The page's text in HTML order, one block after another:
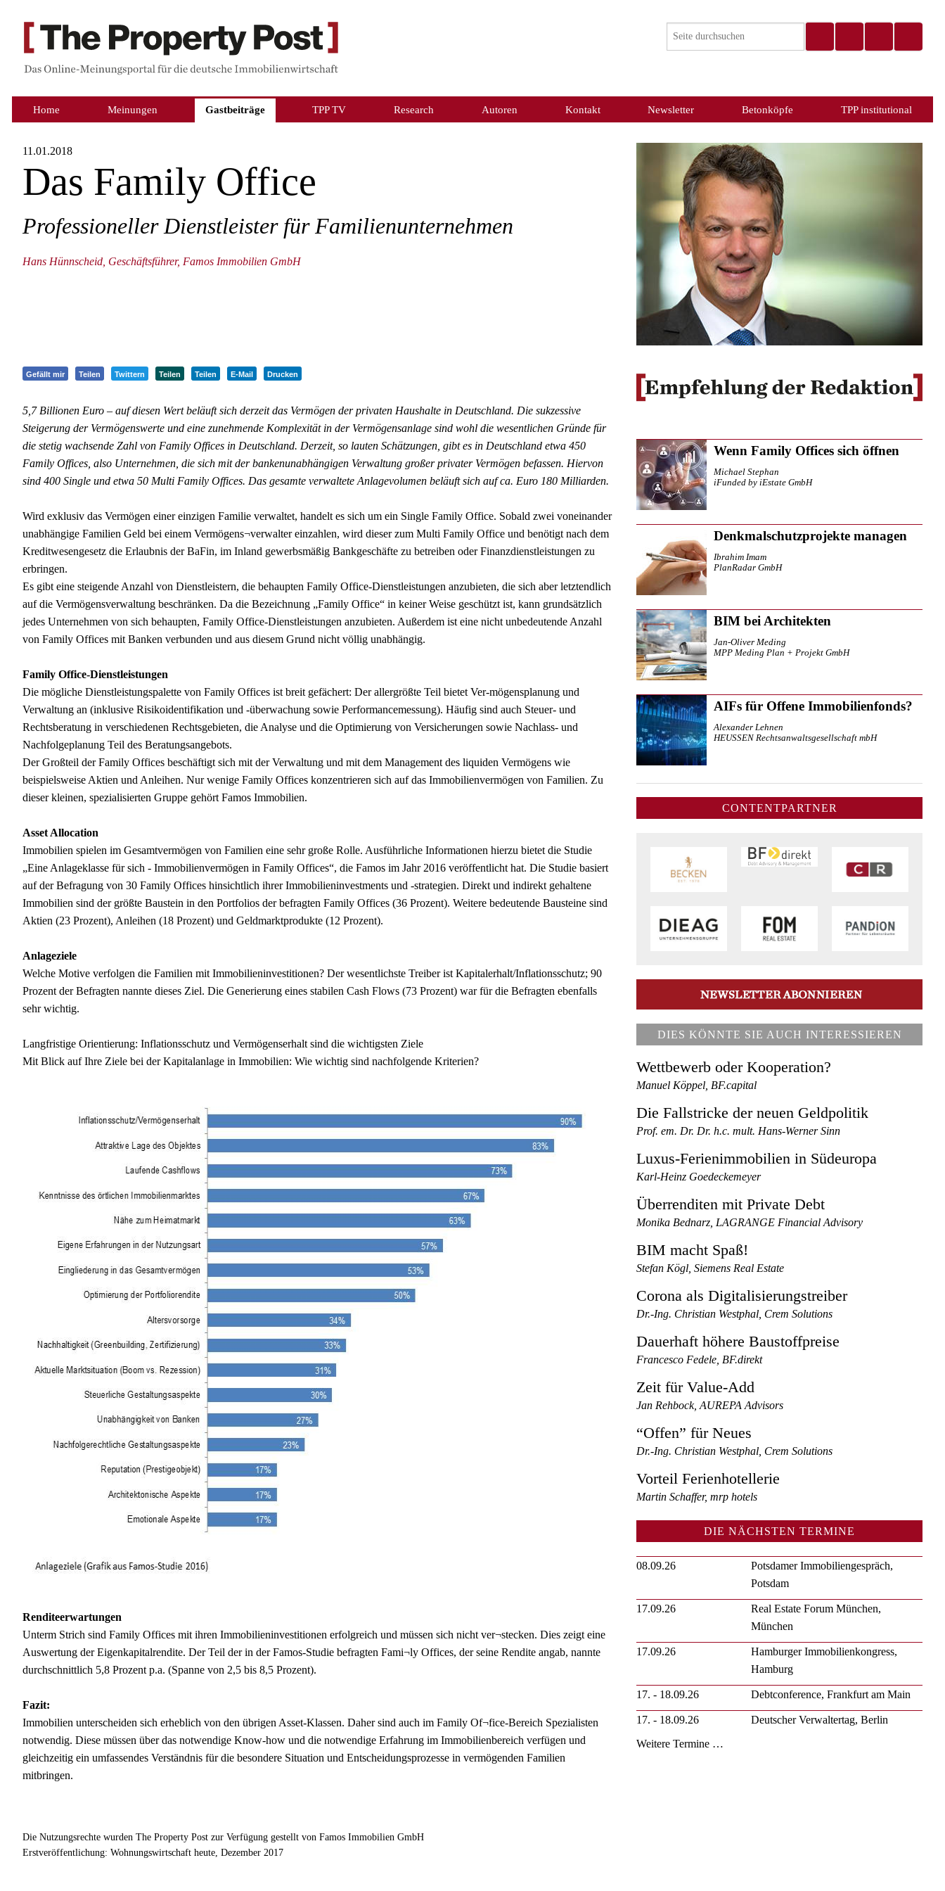
Home Meinungen Gastbeiträge TPP TV Research Autoren Kontakt Newsletter Betonköpfe TPP institutional
11.01.2018
Das Family Office
Professioneller Dienstleister für Familienunternehmen
Hans Hünnscheid, Geschäftsführer, Famos Immobilien GmbH
Gefällt mir Teilen Twittern Teilen Teilen E-Mail Drucken
5,7 Billionen Euro – auf diesen Wert beläuft sich derzeit das Vermögen der privaten Haushalte in Deutschland. Die sukzessive
Steigerung der Vermögenswerte und eine zunehmende Komplexität in der Vermögensanlage sind wohl die wesentlichen Gründe für
die stetig wachsende Zahl von Family Offices in Deutschland. Derzeit, so lauten Schätzungen, gibt es in Deutschland etwa 450
Family Offices, also Unternehmen, die sich mit der bankenunabhängigen Verwaltung großer privater Vermögen befassen. Hiervon
sind 400 Single und etwa 50 Multi Family Offices. Das gesamte verwaltete Anlagevolumen beläuft sich auf ca. Euro 180 Milliarden.
Wird exklusiv das Vermögen einer einzigen Familie verwaltet, handelt es sich um ein Single Family Office. Sobald zwei voneinander
unabhängige Familien Geld bei einem Vermögens¬verwalter einzahlen, wird dieser zum Multi Family Office und benötigt nach dem
Kreditwesengesetz die Erlaubnis der BaFin, im Inland gewerbsmäßig Bankgeschäfte zu betreiben oder Finanzdienstleistungen zu
erbringen.
Es gibt eine steigende Anzahl von Dienstleistern, die behaupten Family Office-Dienstleistungen anzubieten, die sich aber letztendlich
auf die Vermögensverwaltung beschränken. Da die Bezeichnung „Family Office“ in keiner Weise geschützt ist, kann grundsätzlich
jedes Unternehmen von sich behaupten, Family Office-Dienstleistungen anzubieten. Außerdem ist eine nicht unbedeutende Anzahl
von Family Offices mit Banken verbunden und aus diesem Grund nicht völlig unabhängig.
Family Office-Dienstleistungen
Die mögliche Dienstleistungspalette von Family Offices ist breit gefächert: Der allergrößte Teil bietet Ver-mögensplanung und
Verwaltung an (inklusive Risikoidentifikation und -überwachung sowie Performancemessung). Häufig sind auch Steuer- und
Rechtsberatung in verschiedenen Rechtsgebieten, die Analyse und die Optimierung von Versicherungen sowie Nachlass- und
Nachfolgeplanung Teil des Beratungsangebots.
Der Großteil der Family Offices beschäftigt sich mit der Verwaltung und mit dem Management des liquiden Vermögens wie
beispielsweise Aktien und Anleihen. Nur wenige Family Offices konzentrieren sich auf das Immobilienvermögen von Familien. Zu
dieser kleinen, spezialisierten Gruppe gehört Famos Immobilien.
Asset Allocation
Immobilien spielen im Gesamtvermögen von Familien eine sehr große Rolle. Ausführliche Informationen hierzu bietet die Studie
„Eine Anlageklasse für sich - Immobilienvermögen in Family Offices“, die Famos im Jahr 2016 veröffentlicht hat. Die Studie basiert
auf der Befragung von 30 Family Offices hinsichtlich ihrer Immobilieninvestments und -strategien. Direkt und indirekt gehaltene
Immobilien sind der größte Baustein in den Portfolios der befragten Family Offices (36 Prozent). Weitere bedeutende Bausteine sind
Aktien (23 Prozent), Anleihen (18 Prozent) und Geldmarktprodukte (12 Prozent).
Anlageziele
Welche Motive verfolgen die Familien mit Immobilieninvestitionen? Der wesentlichste Treiber ist Kapitalerhalt/Inflationsschutz; 90
Prozent der Befragten nannte dieses Ziel. Die Generierung eines stabilen Cash Flows (73 Prozent) war für die Befragten ebenfalls
sehr wichtig.
Langfristige Orientierung: Inflationsschutz und Vermögenserhalt sind die wichtigsten Ziele
Mit Blick auf Ihre Ziele bei der Kapitalanlage in Immobilien: Wie wichtig sind nachfolgende Kriterien?
Renditeerwartungen
Unterm Strich sind Family Offices mit ihren Immobilieninvestitionen erfolgreich und müssen sich nicht ver¬stecken. Dies zeigt eine
Auswertung der Eigenkapitalrendite. Der Teil der in der Famos-Studie befragten Fami¬ly Offices, der seine Rendite angab, nannte
durchschnittlich 5,8 Prozent p.a. (Spanne von 2,5 bis 8,5 Prozent).
Fazit:
Immobilien unterscheiden sich erheblich von den übrigen Asset-Klassen. Daher sind auch im Family Of¬fice-Bereich Spezialisten
notwendig. Diese müssen über das notwendige Know-how und die notwendige Erfahrung im Immobilienbereich verfügen und
gleichzeitig ein umfassendes Verständnis für die besondere Situation und Entscheidungsprozesse in vermögenden Familien
mitbringen.
Die Nutzungsrechte wurden The Property Post zur Verfügung gestellt von Famos Immobilien GmbH
Erstveröffentlichung: Wohnungswirtschaft heute, Dezember 2017
Wenn Family Offices sich öffnen
Michael Stephan
iFunded by iEstate GmbH
Denkmalschutzprojekte managen
Ibrahim Imam
PlanRadar GmbH
BIM bei Architekten
Jan-Oliver Meding
MPP Meding Plan + Projekt GmbH
AIFs für Offene Immobilienfonds?
Alexander Lehnen
HEUSSEN Rechtsanwaltsgesellschaft mbH
CONTENTPARTNER
DIES KÖNNTE SIE AUCH INTERESSIEREN
Wettbewerb oder Kooperation?
Manuel Köppel, BF.capital
Die Fallstricke der neuen Geldpolitik
Prof. em. Dr. Dr. h.c. mult. Hans-Werner Sinn
Luxus-Ferienimmobilien in Südeuropa
Karl-Heinz Goedeckemeyer
Überrenditen mit Private Debt
Monika Bednarz, LAGRANGE Financial Advisory
BIM macht Spaß!
Stefan Kögl, Siemens Real Estate
Corona als Digitalisierungstreiber
Dr.-Ing. Christian Westphal, Crem Solutions
Dauerhaft höhere Baustoffpreise
Francesco Fedele, BF.direkt
Zeit für Value-Add
Jan Rehbock, AUREPA Advisors
“Offen” für Neues
Dr.-Ing. Christian Westphal, Crem Solutions
Vorteil Ferienhotellerie
Martin Schaffer, mrp hotels
DIE NÄCHSTEN TERMINE
08.09.26
Potsdamer Immobiliengespräch,
Potsdam
17.09.26
Real Estate Forum München,
München
17.09.26
Hamburger Immobilienkongress,
Hamburg
17. - 18.09.26 Debtconference, Frankfurt am Main
17. - 18.09.26
Deutscher Verwaltertag, Berlin
Weitere Termine …